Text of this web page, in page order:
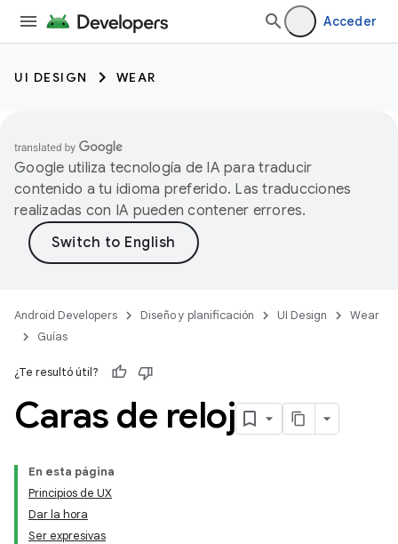
Acceder
UI DESIGN WEAR
Google utiliza tecnología de IA para traducir
contenido a tu idioma preferido. Las traducciones
realizadas con IA pueden contener errores.
Android Developers Diseño y planificación UI Design
Wear
Guías
¿Te resultó útil?
Caras de reloj
En esta página
Principios de UX
Dar la hora
Ser expresivas